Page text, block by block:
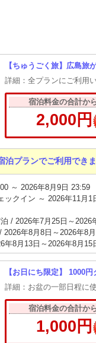
【ちゅうごく旅】広島旅
詳細：全プランにご利用
宿泊料金の合計か
2,000円
泊プランでご利用でき
～ 2026年8月9日 23:59
ックイン ～ 2026年11月1
/ 2026年7月25日～
2026年8月8日～2026年8
年8月13日～2026年8月
【お日にち限定】 1000円
詳細：お盆の一部日程に
宿泊料金の合計か
1,000円